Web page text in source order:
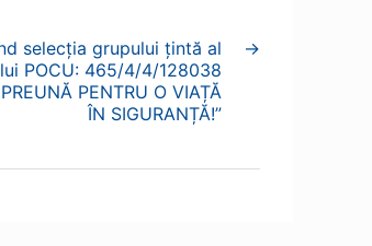
→
selecția grupului țintă al
POCU: 465/4/4/128038
PENTRU O VIAȚĂ
ÎN SIGURANȚĂ!”